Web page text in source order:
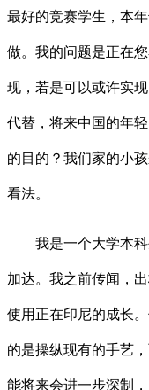
最好的竞赛学生，本
做。我的问题是正在
现，若是可以或许实
代替，将来中国的年
的目的？我们家的小
看法。
我是一个大学本科
加达。我之前传闻，
使用正在印尼的成长
的是操纵现有的手艺
能将来会进一步深制